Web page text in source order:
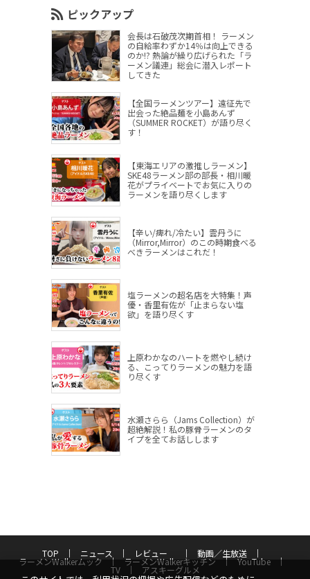
ピックアップ
会長は石破茂次期首相！ ラーメン
の自給率わずか14％は向上できる
のか!? 熱論が繰り広げられた「ラ
ーメン議連」総会に潜入レポート
してきた
【全国ラーメンツアー】遠征先で
出会った絶品麺を小島あんず
（SUMMER ROCKET）が語り尽く
す！
【東海エリアの激推しラーメン】
SKE48ラーメン部の部長・相川暖
花がプライベートでお気に入りの
ラーメンを語り尽くします
【辛い/痺れ/冷たい】雲丹うに
（Mirror,Mirror）のこの時期食べる
べきラーメンはこれだ！
塩ラーメンの超名店を大特集！声
優・香里有佐が「止まらない塩
欲」を語り尽くす
上原わかなのハートを燃やし続け
る、こってりラーメンの魅力を語
り尽くす
水瀬さらら（Jams Collection）が
超絶解説！私の豚骨ラーメンのタ
イプを全てお話しします
TOP ニュース レビュー 動画／生放送
ラーメンWalkerムック ラーメンWalkerキッチン YouTube
TV アスキーグルメ